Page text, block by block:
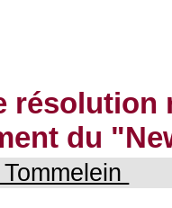
résolution
du